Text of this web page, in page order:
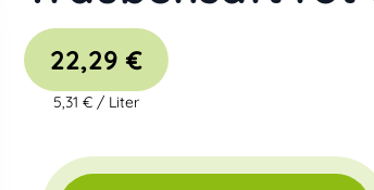
22,29 €
5,31 € / Liter